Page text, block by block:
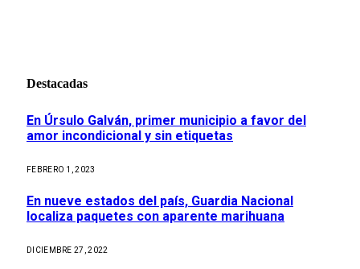
Destacadas
En Úrsulo Galván, primer municipio a favor del
amor incondicional y sin etiquetas
FEBRERO 1, 2023
En nueve estados del país, Guardia Nacional
localiza paquetes con aparente marihuana
DICIEMBRE 27, 2022